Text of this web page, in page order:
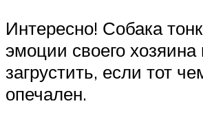
Интересно! Собака
эмоции своего
загрустить, если тот
опечален.